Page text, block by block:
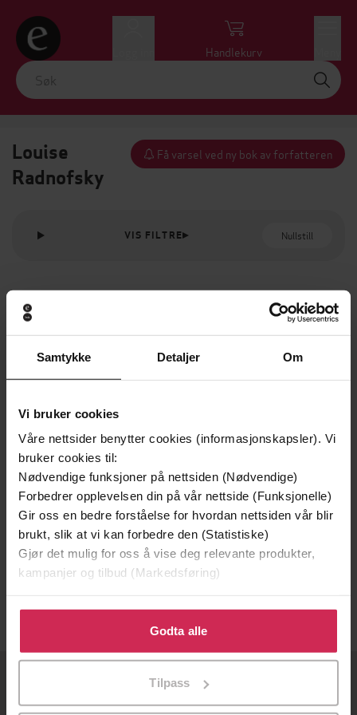
Samtykke Detaljer Om
Vi bruker cookies
Våre nettsider benytter cookies (informasjonskapsler). Vi
bruker cookies til:
Nødvendige funksjoner på nettsiden (Nødvendige)
Forbedrer opplevelsen din på vår nettside (Funksjonelle)
Gir oss en bedre forståelse for hvordan nettsiden vår blir
brukt, slik at vi kan forbedre den (Statistiske)
Gjør det mulig for oss å vise deg relevante produkter,
kampanjer og tilbud (Markedsføring)
Klikk på «Godta alle» for å gi oss ditt samtykke til å
bruke cookies for alle disse formålene. Du kan også
tilpasse ditt samtykke til spesifikke formål ved å klikke
Godta alle
Tilpass
Handlekurv
Louise
Radnofsky
Få varsel ved ny bok av forfatteren
VIS FILTRE Nullstill
296,-
The Light of Day
Christopher Stephens
177,-
The Light of Day
Christopher Stephens